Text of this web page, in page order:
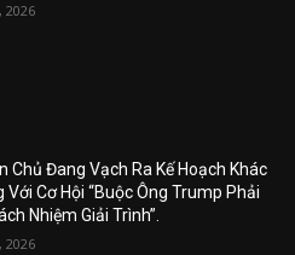
2026
Chủ Đang Vạch Ra Kế Hoạch Khác
Với Cơ Hội “Buộc Ông Trump Phải
Nhiệm Giải Trình”.
2026